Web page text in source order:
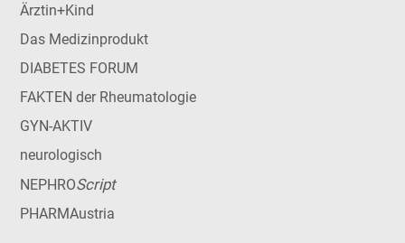
Ärztin+Kind
Das Medizinprodukt
DIABETES FORUM
FAKTEN der Rheumatologie
GYN-AKTIV
neurologisch
NEPHROScript
PHARMAustria